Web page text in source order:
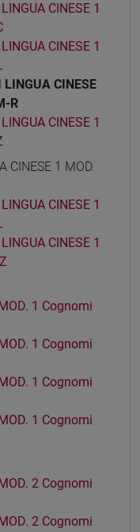
CINESE 1
CINESE 1
LINGUA CINESE
R
CINESE 1
CINESE 1 MOD.
CINESE 1
CINESE 1
1 Cognomi
1 Cognomi
1 Cognomi
1 Cognomi
2 Cognomi
2 Cognomi